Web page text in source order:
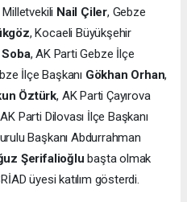
Nail Çiler, Gebze
, Kocaeli Büyükşehir
, AK Parti Gebze İlçe
İlçe Başkanı Gökhan Orhan,
Öztürk, AK Parti Çayırova
Parti Dilovası İlçe Başkanı
Başkanı Abdurrahman
Şerifalioğlu başta olmak
üyesi katılım gösterdi.